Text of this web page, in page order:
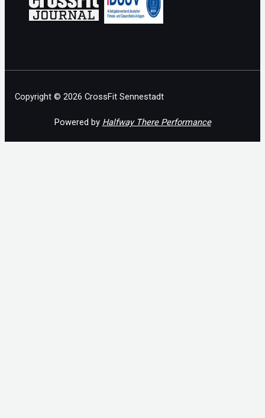
Copyright © 2026 CrossFit Sennestadt
Powered by Halfway There Performance